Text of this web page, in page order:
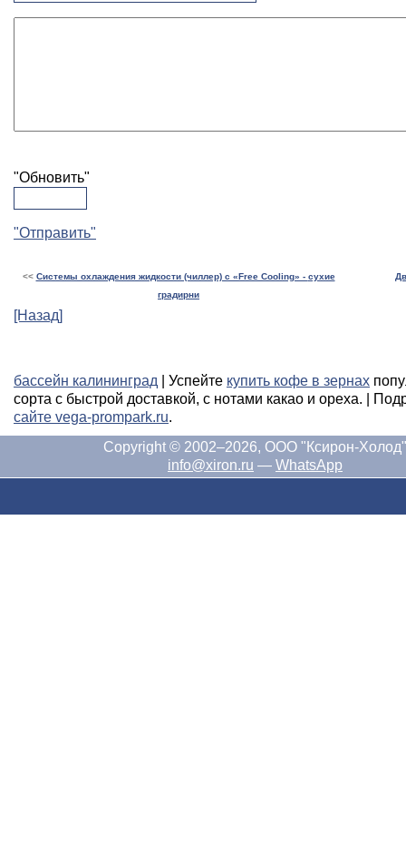
"Обновить"
"Отправить"
<< Системы охлаждения жидкости (чиллер) с «Free Cooling» - сухие
градирни
[Назад]
бассейн калининград | Успейте купить кофе в зернах
сорта с быстрой доставкой, с нотами какао и ореха. |
сайте vega-prompark.ru.
Copyright © 2002–2026, ООО "Ксирон-Холод"
info@xiron.ru — WhatsApp